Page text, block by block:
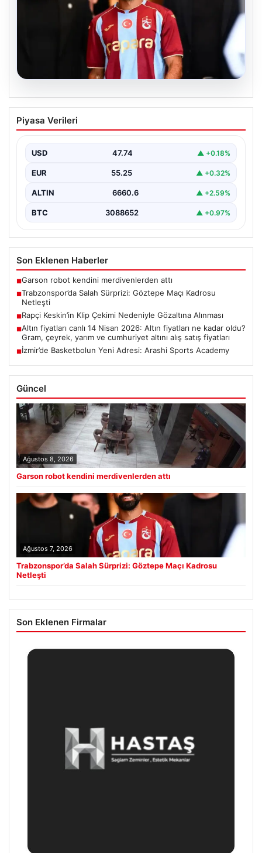
07.08.2026
Trabzonspor’da Salah Sürprizi: Göztepe
Maçı Kadrosu Netleşti
sahaya çıkacak oyuncuları açıkladı. Bu önemli mücadele,
uzun…
Piyasa Verileri
USD 47.74 ▲ +0.18%
EUR 55.25 ▲ +0.32%
ALTIN 6660.6 ▲ +2.59%
BTC 3088652 ▲ +0.97%
Son Eklenen Haberler
■Garson robot kendini merdivenlerden attı
■Trabzonspor’da Salah Sürprizi: Göztepe Maçı Kadrosu
Netleşti
■Rapçi Keskin’in Klip Çekimi Nedeniyle Gözaltına Alınması
■Altın fiyatları canlı 14 Nisan 2026: Altın fiyatları ne kadar oldu?
Gram, çeyrek, yarım ve cumhuriyet altını alış satış fiyatları
■İzmir’de Basketbolun Yeni Adresi: Arashi Sports Academy
Güncel
Ağustos 8, 2026
Garson robot kendini merdivenlerden attı
Ağustos 7, 2026
Trabzonspor’da Salah Sürprizi: Göztepe Maçı Kadrosu
Netleşti
Son Eklenen Firmalar